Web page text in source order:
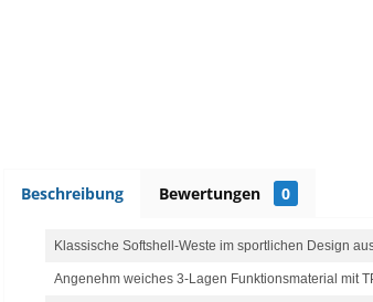
Beschreibung Bewertungen 0
Klassische Softshell-Weste im sportlichen Design
Angenehm weiches 3-Lagen Funktionsmaterial mit